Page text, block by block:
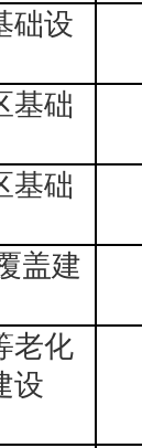
础设
基础
基础
盖建
老化
设